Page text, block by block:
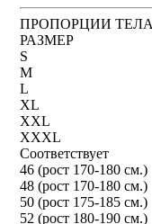
ПРОПОРЦИИ
РАЗМЕР
S
M
L
XL
XXL
XXXL
Соответствует
46 (рост 170-180 см.)
48 (рост 170-180 см.)
50 (рост 175-185 см.)
52 (рост 180-190 см.)